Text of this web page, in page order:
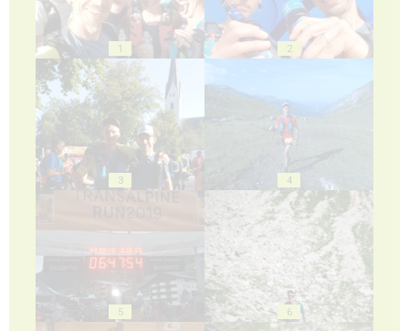
1 2
3 4
5 6